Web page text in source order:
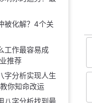
被化解？4个关
工作最容易成
推荐
字分析实现人生
你知命改运